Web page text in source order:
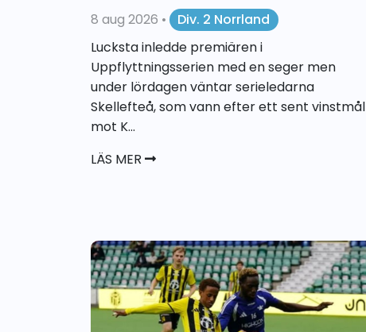
8 aug 2026 •
Div. 2 Norrland
Lucksta inledde premiären i
Uppflyttningsserien med en seger men
under lördagen väntar serieledarna
Skellefteå, som vann efter ett sent vinstmål
mot K...
LÄS MER